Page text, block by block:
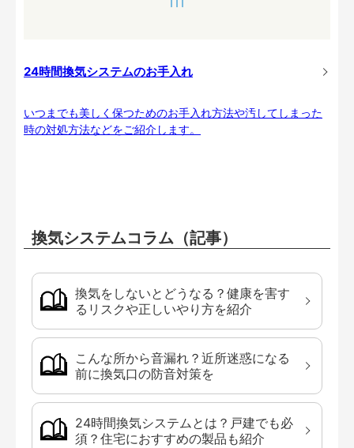
24時間換気システムのお手入れ
いつまでも美しく保つためのお手入れ方法や汚してしまった
時の対処方法などをご紹介します。
換気システムコラム（記事）
換気をしないとどうなる？健康を害す
るリスクや正しいやり方を紹介
こんな所から音漏れ？近所迷惑になる
前に換気口の防音対策を
24時間換気システムとは？戸建でも必
須？住宅におすすめの製品も紹介